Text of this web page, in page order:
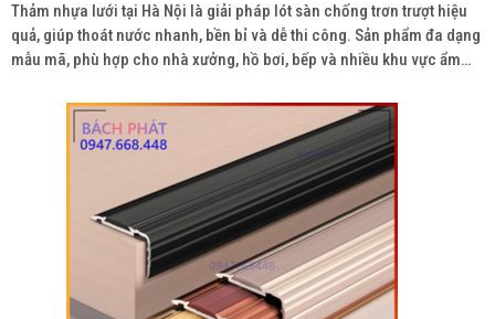
Thảm nhựa lưới tại Hà Nội là giải pháp lót sàn chống trơn trượt hiệu
quả, giúp thoát nước nhanh, bền bỉ và dễ thi công. Sản phẩm đa dạng
mẫu mã, phù hợp cho nhà xưởng, hồ bơi, bếp và nhiều khu vực ẩm